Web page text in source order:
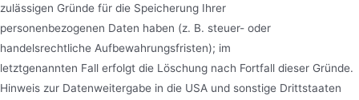
zulässigen Gründe für die Speicherung Ihrer
personenbezogenen Daten haben (z. B. steuer- oder
handelsrechtliche Aufbewahrungsfristen); im
letztgenannten Fall erfolgt die Löschung nach Fortfall dieser Gründe.
Hinweis zur Datenweitergabe in die USA und sonstige Drittstaaten